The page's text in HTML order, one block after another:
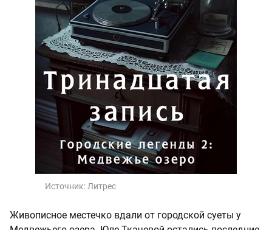
Источник: Литрес
Живописное местечко вдали от городской суеты у